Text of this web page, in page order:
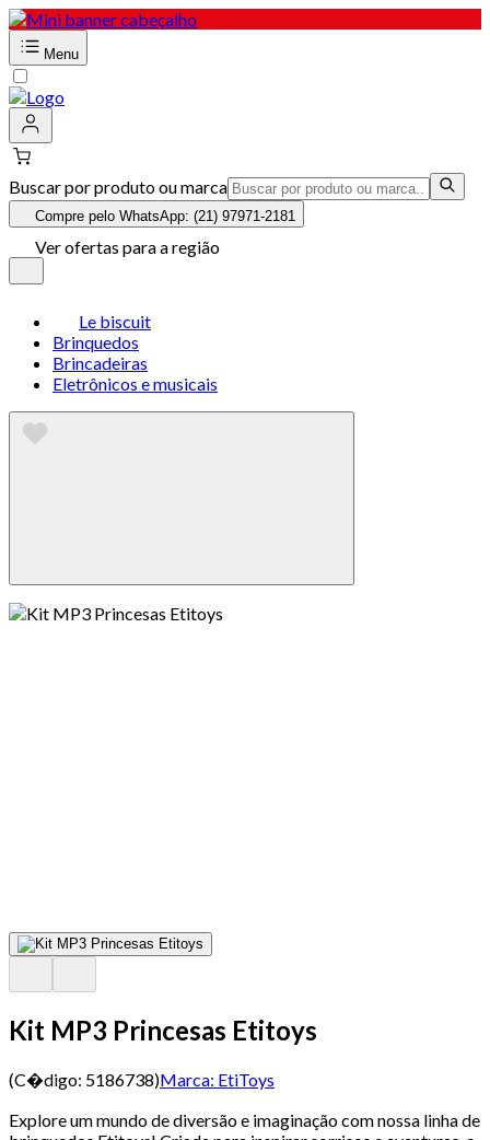
Menu
Buscar por produto ou marca
Compre pelo WhatsApp: (21) 97971-2181
Ver ofertas para a região
Le biscuit
Brinquedos
Brincadeiras
Eletrônicos e musicais
Kit MP3 Princesas Etitoys
(C�digo: 5186738)Marca: EtiToys
Explore um mundo de diversão e imaginação com nossa linha de